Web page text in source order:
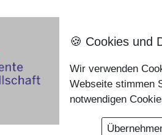
🍪 Cookies und
Wir verwenden
Webseite stimmen
notwendigen